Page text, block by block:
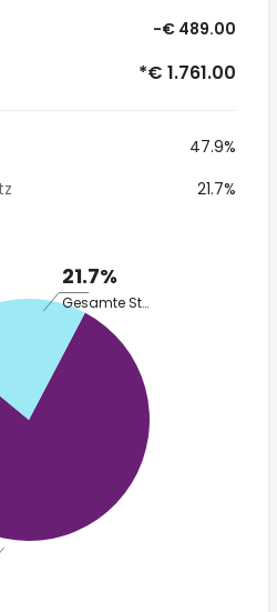
-€ 489.00
*€ 1.761.00
47.9%
21.7%
21.7%
Gesamte Steuer